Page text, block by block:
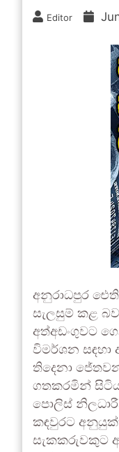
Editor
අනුරාධපුර
සැලසුම් කළ
අත්අඩංගුවට
විමර්ශන සඳහා
තිදෙනා
ගතකරමින්
පොලිස්
කඳවුරට
සැකකරුවකුට